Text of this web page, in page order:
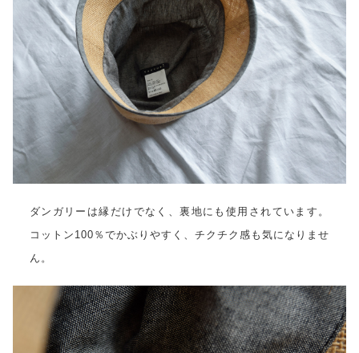
ダンガリーは縁だけでなく、裏地にも使用されています。
コットン100％でかぶりやすく、チクチク感も気になりませ
ん。